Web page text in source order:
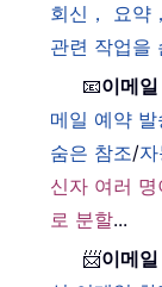
회신， 요약
관련 작업을
📧이메
메일 예약 발
숨은 참조/
신자 여러
로 분할...
📨이메일